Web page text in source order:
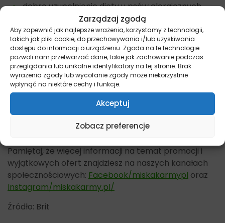
Zarządzaj zgodą
Aby zapewnić jak najlepsze wrażenia, korzystamy z technologii,
takich jak pliki cookie, do przechowywania i/lub uzyskiwania
dostępu do informacji o urządzeniu. Zgoda na te technologie
pozwoli nam przetwarzać dane, takie jak zachowanie podczas
przeglądania lub unikalne identyfikatory na tej stronie. Brak
wyrażenia zgody lub wycofanie zgody może niekorzystnie
wpłynąć na niektóre cechy i funkcje.
Akceptuj
Zobacz preferencje
dobre uzupełnienie diety u psów alergicznych
nie zawiera glutenu oraz zbóż
wygodna forma i gramatura opakowania.
Inne karmy dla psów oparte o jedno źródło białka
znajdziesz tutaj –Pies – karma monobiałkowa
Karma mokra dla psów, monobiałkowa
Dostępne opakowania 400g
Pamiętaj, że więcej informacji na temat promocji i
wyjątkowych ofert znajdziesz na naszych kanałach
społecznościowych: Facebook/miskakarmypl oraz
Instagram/miskakarmy.pl/
Źródło: Brit